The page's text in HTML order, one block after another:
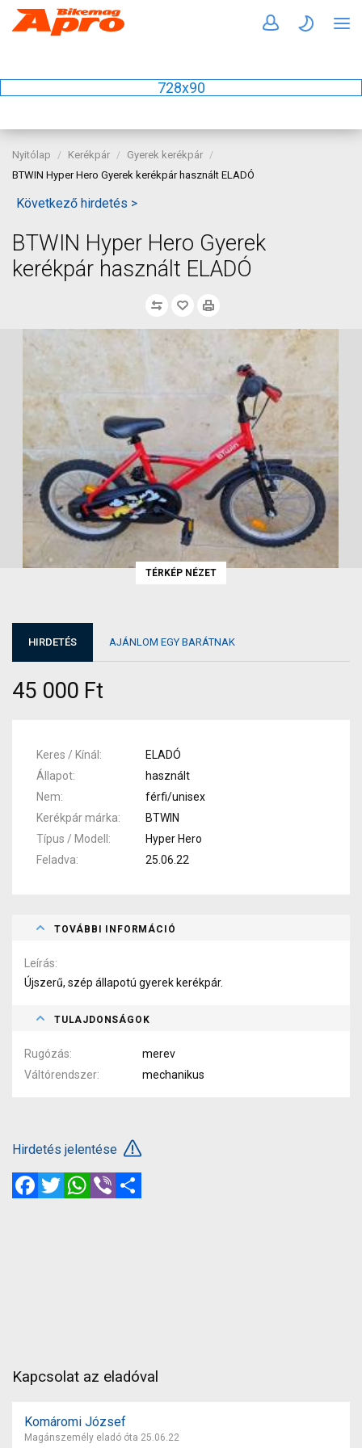
728x90
Nyitólap Kerékpár
Gyerek kerékpár
BTWIN Hyper Hero Gyerek kerékpár használt ELADÓ
Következő hirdetés >
BTWIN Hyper Hero Gyerek
kerékpár használt ELADÓ
TÉRKÉP NÉZET
HIRDETÉS AJÁNLOM EGY BARÁTNAK
45 000 Ft
Keres / Kínál
ELADÓ
Állapot
használt
Nem
férfi/unisex
Kerékpár márka
BTWIN
Típus / Modell
Hyper Hero
Feladva
25.06.22
TOVÁBBI INFORMÁCIÓ
Leírás
Újszerű, szép állapotú gyerek kerékpár.
TULAJDONSÁGOK
Rugózás
merev
Váltórendszer
mechanikus
Hirdetés jelentése
FacebookTwitterWhatsApp
Viber
Kapcsolat az eladóval
Komáromi József
Magánszemély eladó óta 25.06.22